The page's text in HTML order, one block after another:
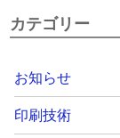
カテゴリー
お知らせ
印刷技術